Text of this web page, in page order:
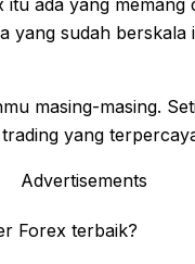
ada yang memang
yang sudah
masing-masing.
yang
Advertisements
Forex terbaik?